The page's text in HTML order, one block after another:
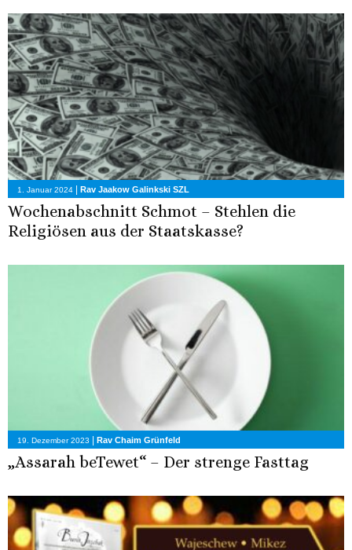
1. Januar 2024 | Rav Jaakow Galinkski SZL
Wochenabschnitt Schmot – Stehlen die
Religiösen aus der Staatskasse?
19. Dezember 2023 Rav Chaim Grünfeld
„Assarah beTewet“ – Der strenge Fasttag